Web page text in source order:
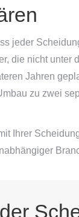
jeder
die nicht unter
Jahren
zu zwei
Ihrer